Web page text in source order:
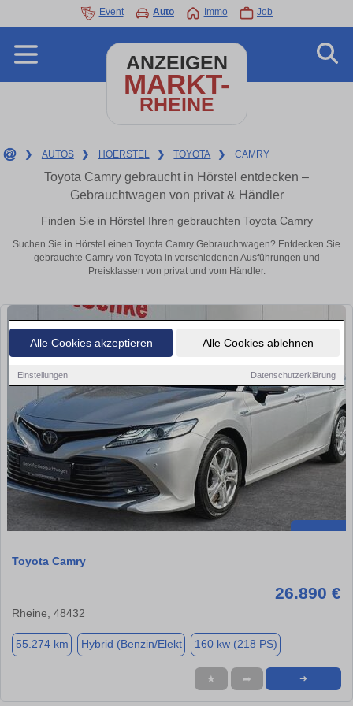
Alle Cookies akzeptieren Alle Cookies ablehnen
Einstellungen Datenschutzerklärung
Event Auto Immo Job
ANZEIGEN
MARKT-
RHEINE
❯ AUTOS ❯ HOERSTEL ❯ TOYOTA ❯ CAMRY
Toyota Camry gebraucht in Hörstel entdecken –
Gebrauchtwagen von privat & Händler
Finden Sie in Hörstel Ihren gebrauchten Toyota Camry
Suchen Sie in Hörstel einen Toyota Camry Gebrauchtwagen? Entdecken Sie
gebrauchte Camry von Toyota in verschiedenen Ausführungen und
Preisklassen von privat und vom Händler.
Toyota Camry
26.890 €
Rheine, 48432
55.274 km Hybrid (Benzin/Elekt 160 kw (218 PS)
★ ➦ ➜